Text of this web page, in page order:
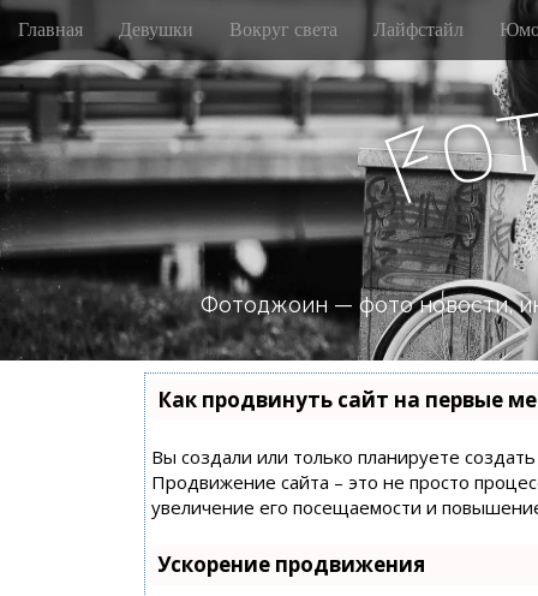
M
i
n
m
e
n
u
S
i
p
t
o
c
o
n
t
e
Главная Девушки Вокруг света Лайфстайл
Fo
Фотоджоин — фото новости,
Как продвинуть сайт на первые
Вы создали или только планируете
Продвижение сайта – это не просто
увеличение его посещаемости и
Ускорение продвижения